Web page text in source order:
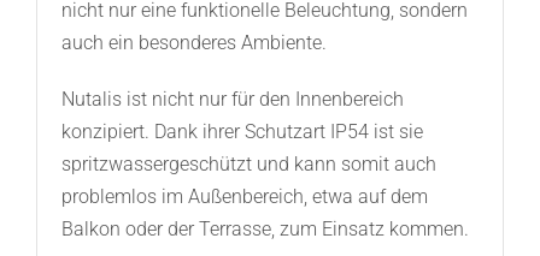
nicht nur eine funktionelle Beleuchtung, sondern
auch ein besonderes Ambiente.
Nutalis ist nicht nur für den Innenbereich
konzipiert. Dank ihrer Schutzart IP54 ist sie
spritzwassergeschützt und kann somit auch
problemlos im Außenbereich, etwa auf dem
Balkon oder der Terrasse, zum Einsatz kommen.